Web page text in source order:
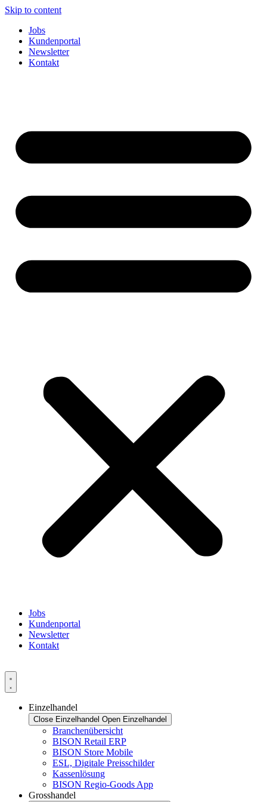
Skip to content
Jobs
Kundenportal
Newsletter
Kontakt
Jobs
Kundenportal
Newsletter
Kontakt
Einzelhandel
Close Einzelhandel Open Einzelhandel
Branchenübersicht
BISON Retail ERP
BISON Store Mobile
ESL, Digitale Preisschilder
Kassenlösung
BISON Regio-Goods App
Grosshandel